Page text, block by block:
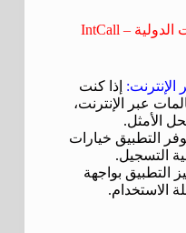
لماذا تختار مسجل المكالمات الدولية – IntCall
إذا كنت
عبر الإنترنت،
الأمثل.
التطبيق خيارات
التسجيل.
التطبيق بواجهة
الاستخدام.